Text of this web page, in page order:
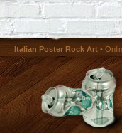
Italian Poster Rock Art •